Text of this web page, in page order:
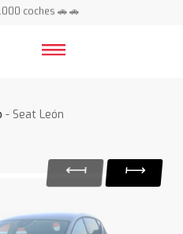
coches 🚗 🚗
- Seat León